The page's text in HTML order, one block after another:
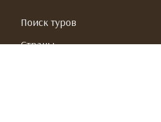
Поиск туров
Страны